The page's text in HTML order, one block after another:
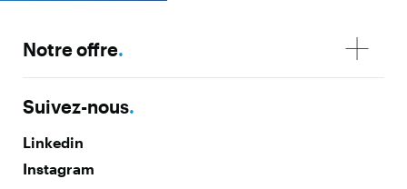
Notre offre.
Suivez-nous.
Linkedin
Instagram